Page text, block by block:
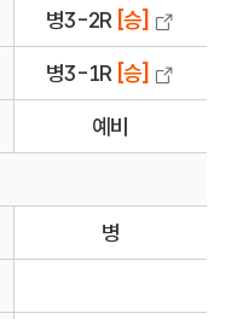
병3-2R [승]
병3-1R [승]
예비
병